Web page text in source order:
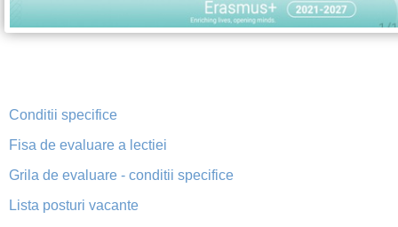
Conditii specifice
Fisa de evaluare a lectiei
Grila de evaluare - conditii specifice
Lista posturi vacante